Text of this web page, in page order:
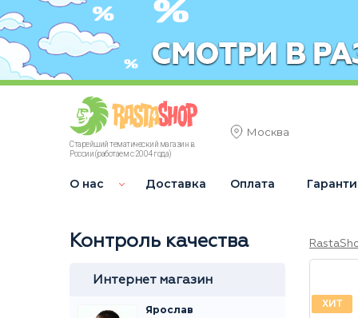
Старейший тематический магазин в
России (работаем с 2004 года)
Москва
О нас Доставка Оплата
Контроль качества
Интернет магазин
Ярослав
ХИТ